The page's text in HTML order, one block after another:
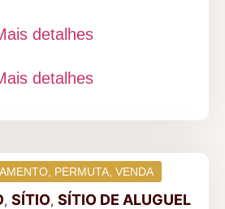
detalhes
detalhes
, SÍTIO, SÍTIO DE ALUGUEL
PERMUTA VENDA